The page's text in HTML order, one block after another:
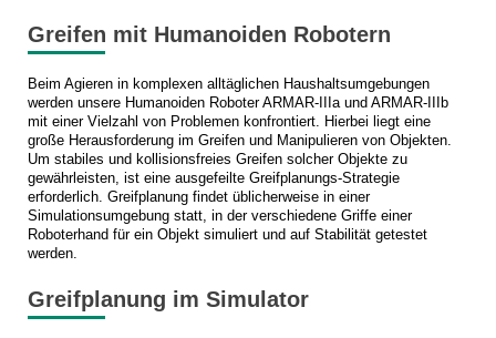
Greifen mit Humanoiden Robotern
Beim Agieren in komplexen alltäglichen Haushaltsumgebungen
werden unsere Humanoiden Roboter ARMAR-IIIa und ARMAR-IIIb
mit einer Vielzahl von Problemen konfrontiert. Hierbei liegt eine
große Herausforderung im Greifen und Manipulieren von Objekten.
Um stabiles und kollisionsfreies Greifen solcher Objekte zu
gewährleisten, ist eine ausgefeilte Greifplanungs-Strategie
erforderlich. Greifplanung findet üblicherweise in einer
Simulationsumgebung statt, in der verschiedene Griffe einer
Roboterhand für ein Objekt simuliert und auf Stabilität getestet
werden.
Greifplanung im Simulator